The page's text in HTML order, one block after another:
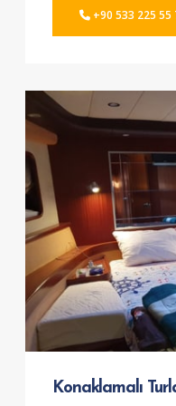
+90 533 225 55
Konaklamalı